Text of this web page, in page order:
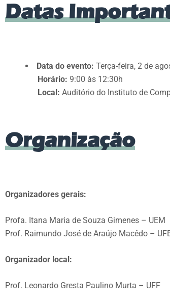
Datas
Data do evento: Terça-feira, 2 de
Horário: 9:00 às 12:30h
Local: Auditório do Instituto de
Organização
Organizadores gerais:
Profa. Itana Maria de Souza Gimenes – UEM
Prof. Raimundo José de Araújo Macêdo –
Organizador local:
Prof. Leonardo Gresta Paulino Murta – UFF